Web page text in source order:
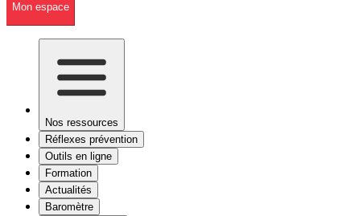
Mon espace
Nos ressources
Réflexes prévention
Outils en ligne
Formation
Actualités
Baromètre